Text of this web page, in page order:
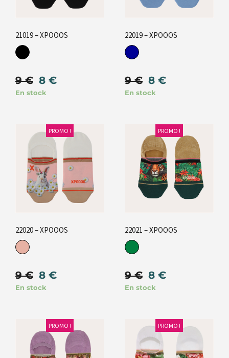
21019 – XPOOOS
9€ 8 €
En stock
22019 – XPOOOS
9€ 8 €
En stock
PROMO !
22020 – XPOOOS
9€ 8 €
En stock
PROMO !
22021 – XPOOOS
9€ 8 €
En stock
PROMO ! PROMO !